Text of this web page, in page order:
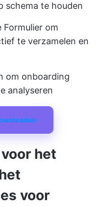
schema te houden
Formulier om
te verzamelen en
om onboarding
analyseren
het
voor